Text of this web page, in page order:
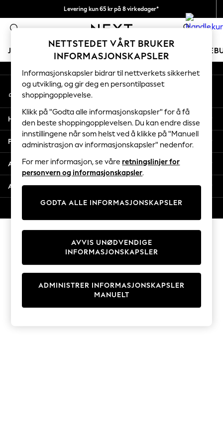
Levering kun 65 kr på 8 virkedager*
Vi betaler alle tollavgifter 0
JENTER GUTTER BABY KVINNER MENN
GIRLS
New In
50 - 92cm
98 - 110cm
116 - 134cm
140 - 174cm
Trending: Top & Short Sets
Trending: Clogs
Toy Story
THE SET
Coats & Jackets
Sweatshirts & Hoodies
Knitwear
Cardigans
Dresses
Sets & Outfits
T-Shirts
An error occurred on client
Våre sosiale nettverk
Min konto
Logg inn på kontoen din
Hjelp
Personvern & Juridisk
Avdelinger
Andre tjenester
NETTSTEDET VÅRT BRUKER
INFORMASJONSKAPSLER
Informasjonskapsler bidrar til nettverkets sikkerhet
og utvikling, og gir deg en persontilpasset
shoppingopplevelse.
Klikk på "Godta alle informasjonskapsler" for å få
den beste shoppingopplevelsen. Du kan endre disse
innstillingene når som helst ved å klikke på "Manuell
administrasjon av informasjonskapsler" nedenfor.
For mer informasjon, se våre retningslinjer for
personvern og informasjonskapsler.
GODTA ALLE INFORMASJONSKAPSLER
ADMINISTRER INFORMASJONSKAPSLER
MANUELT
AVVIS UNØDVENDIGE
INFORMASJONSKAPSLER